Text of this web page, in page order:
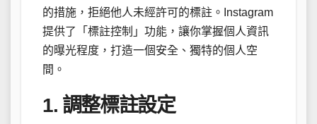
的措施，拒絕他人未經許可的標註。Instagram
提供了「標註控制」功能，讓你掌握個人資訊
的曝光程度，打造一個安全、獨特的個人空
間。
1. 調整標註設定